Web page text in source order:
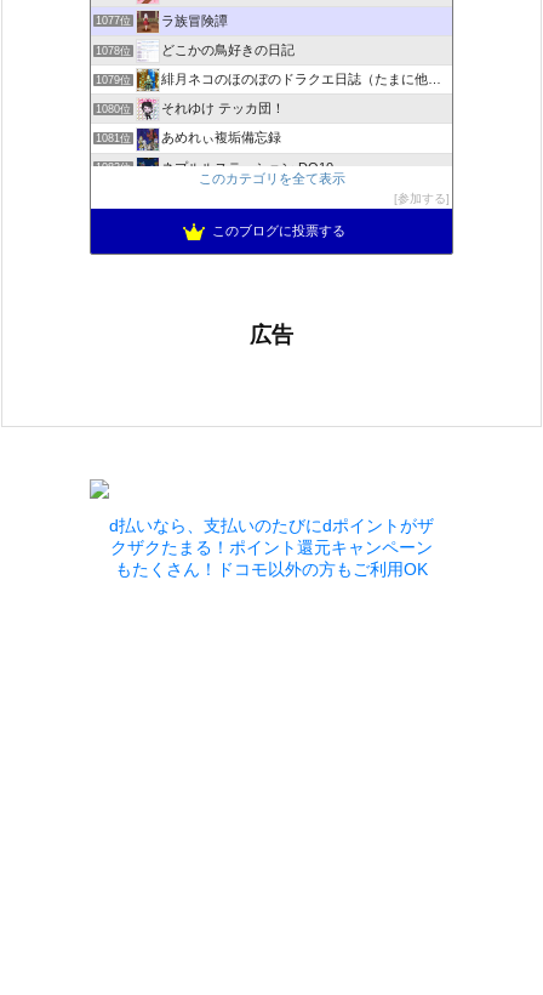
1077位 ラ族冒険譚
1078位 どこかの鳥好きの日記
1079位 緋月ネコのほのぼのドラクエ日誌（たまに他のことも書いてます)
1080位 それゆけ テッカ団！
1081位 あめれぃ複垢備忘録
1082位 ネプルルステーション DQ10
アリアドネからのお便り『Aria de nouvelles』
ぽんこつゲーマーのひみつきち
このカテゴリを全て表示
参加する
このブログに投票する
広告
d払いなら、支払いのたびにdポイントがザ
クザクたまる！ポイント還元キャンペーン
もたくさん！ドコモ以外の方もご利用OK